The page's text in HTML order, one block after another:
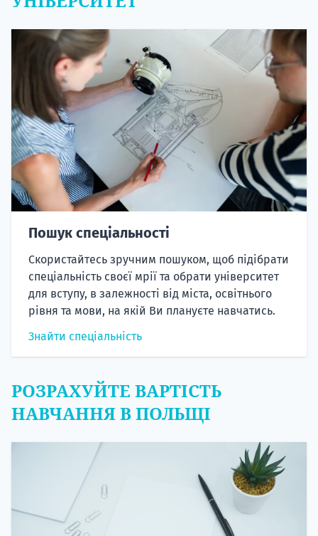
Пошук спеціальності
Скористайтесь зручним пошуком, щоб підібрати
спеціальність своєї мрії та обрати університет
для вступу, в залежності від міста, освітнього
рівня та мови, на якій Ви плануєте навчатись.
Знайти спеціальність
РОЗРАХУЙТЕ ВАРТІСТЬ
НАВЧАННЯ В ПОЛЬЩІ